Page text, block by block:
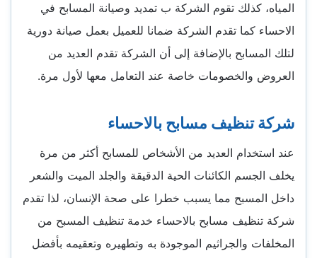
المياه، كذلك تقوم الشركة ب تمديد وصيانة المسابح في
الاحساء كما تقدم الشركة ضمانا للعميل بعمل صيانة دورية
لتلك المسابح بالإضافة إلى أن الشركة تقدم العديد من
العروض والخصومات خاصة عند التعامل معها لأول مرة.
شركة تنظيف مسابح بالاحساء
عند استخدام العديد من الأشخاص للمسابح أكثر من مرة
يخلف الجسم الكائنات الحية الدقيقة والجلد الميت والشعر
داخل المسبح مما يسبب خطرا على صحة الإنسان، لذا تقدم
شركة تنظيف مسابح بالاحساء خدمة تنظيف المسبح من
المخلفات والجراثيم الموجودة به وتطهيره وتعقيمه بأفضل